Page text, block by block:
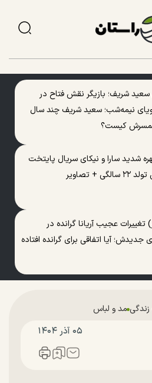
سعید شریف؛ بازیگر نقش فتاح در
نیمه‌شب؛ سعید شریف چند سال
کیست؟
شدید سارا و نیکای سریال پایتخت
+ تصاویر
تغییرات عجیب آریانا گرانده در
آیا اتفاقی برای گرانده افتاده
مد و لباس
۰۵ آذر ۱۴۰۴